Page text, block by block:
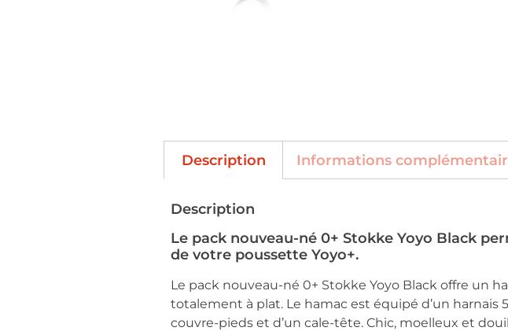
Description Informations
Description
Le pack nouveau-né 0+ Stokke Yoyo Black
de votre poussette Yoyo+.
Le pack nouveau-né 0+ Stokke Yoyo Black offre un
totalement à plat. Le hamac est équipé d’un harnais
couvre-pieds et d’un cale-tête. Chic, moelleux et